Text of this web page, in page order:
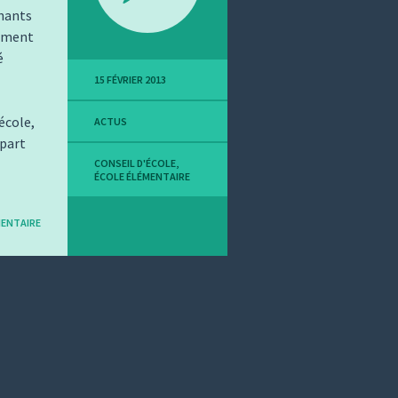
15 FÉVRIER 2013
ACTUS
CONSEIL D'ÉCOLE,
ÉCOLE ÉLÉMENTAIRE